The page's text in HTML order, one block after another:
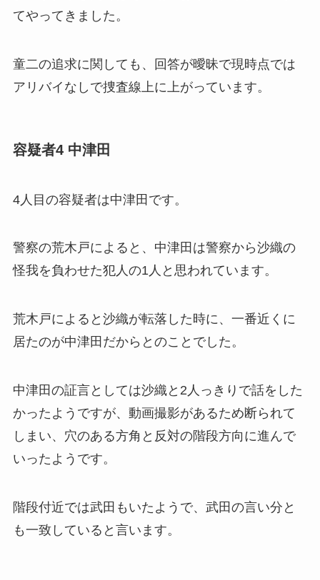
てやってきました。
童二の追求に関しても、回答が曖昧で現時点では
アリバイなしで捜査線上に上がっています。
容疑者4 中津田
4人目の容疑者は中津田です。
警察の荒木戸によると、中津田は警察から沙織の
怪我を負わせた犯人の1人と思われています。
荒木戸によると沙織が転落した時に、一番近くに
居たのが中津田だからとのことでした。
中津田の証言としては沙織と2人っきりで話をした
かったようですが、動画撮影があるため断られて
しまい、穴のある方角と反対の階段方向に進んで
いったようです。
階段付近では武田もいたようで、武田の言い分と
も一致していると言います。